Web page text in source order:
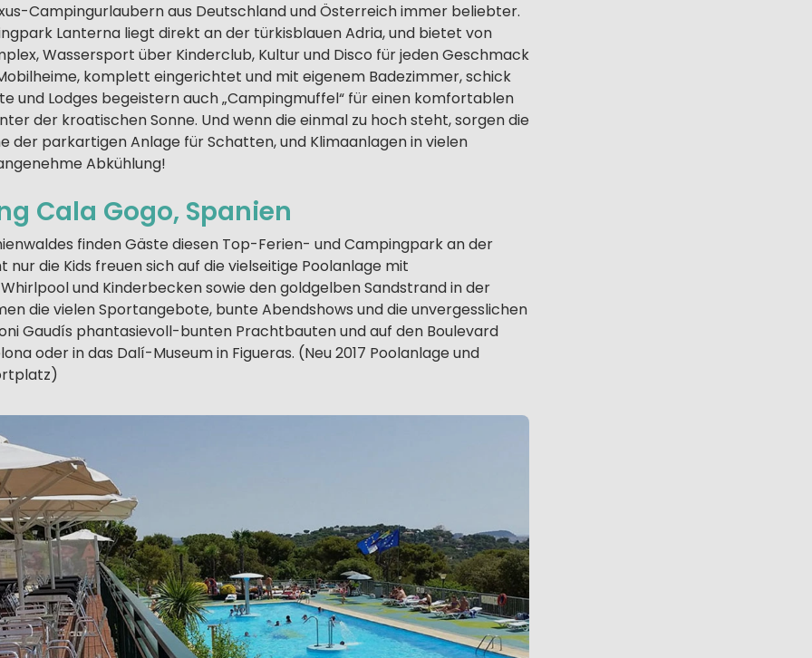
Campingurlaubern aus Deutschland und Österreich immer beliebter.
Lanterna liegt direkt an der türkisblauen Adria, und bietet von
Wassersport über Kinderclub, Kultur und Disco für jeden Geschmack
komplett eingerichtet und mit eigenem Badezimmer, schick
und Lodges begeistern auch „Campingmuffel“ für einen komfortablen
der kroatischen Sonne. Und wenn die einmal zu hoch steht, sorgen die
der parkartigen Anlage für Schatten, und Klimaanlagen in vielen
Abkühlung!
Cala Gogo, Spanien
finden Gäste diesen Top-Ferien- und Campingpark an der
nur die Kids freuen sich auf die vielseitige Poolanlage mit
und Kinderbecken sowie den goldgelben Sandstrand in der
die vielen Sportangebote, bunte Abendshows und die unvergesslichen
Gaudís phantasievoll-bunten Prachtbauten und auf den Boulevard
oder in das Dalí-Museum in Figueras. (Neu 2017 Poolanlage und